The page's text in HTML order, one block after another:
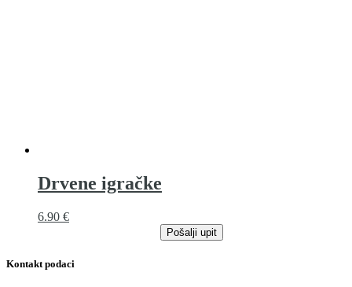
Drvene igračke
6.90 €
Pošalji upit
Kontakt podaci